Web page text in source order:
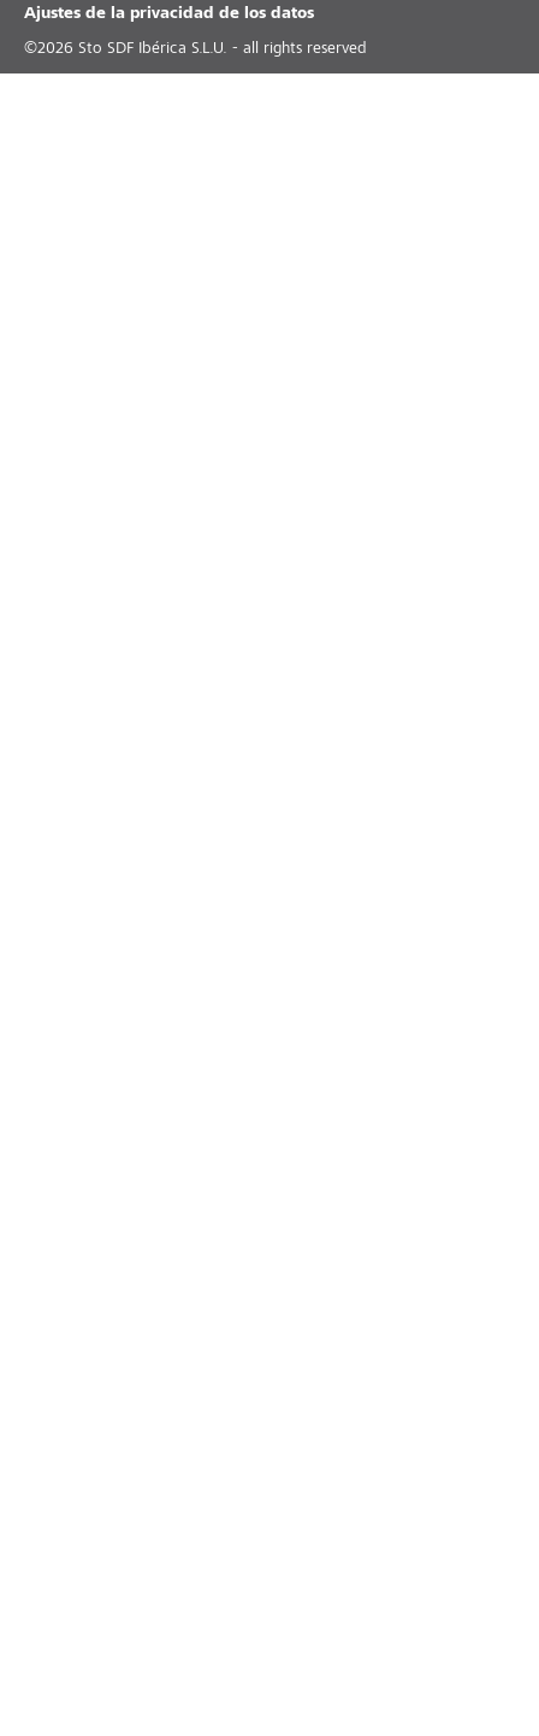
Ajustes de la privacidad de los datos
©2026 Sto SDF Ibérica S.L.U. - all rights reserved